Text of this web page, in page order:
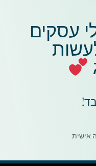
עסקים
אישית